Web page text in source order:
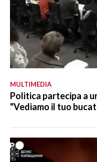
MULTIMEDIA
Politica partecipa a
"Vediamo il tuo